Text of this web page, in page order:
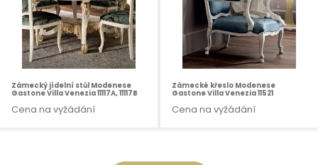
Zámecký jídelní stůl Modenese
Gastone Villa Venezia 11117A, 11117B
Cena na vyžádání
Zámecké křeslo Modenese
Gastone Villa Venezia 11521
Cena na vyžádání